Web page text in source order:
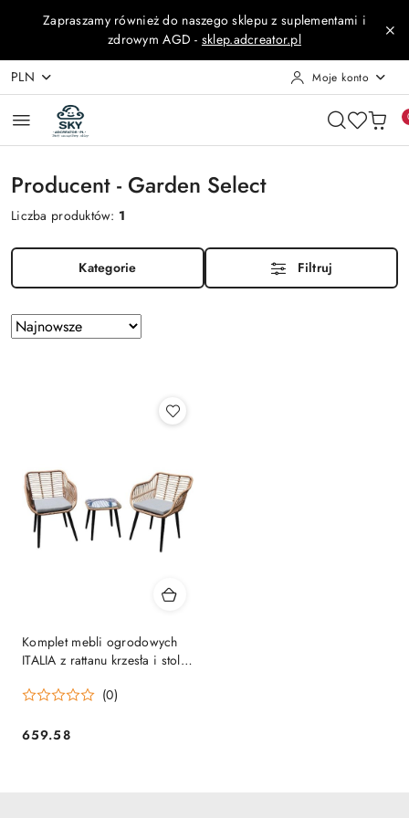
Przejdź do treści głównej
Przejdź do wyszukiwarki
Przejdź do moje konto
Przejdź do menu głównego
Przejdź do stopki
Zapraszamy również do naszego sklepu z suplementami i
zdrowym AGD - sklep.adcreator.pl
PLN Moje konto
Producent - Garden Select
Liczba produktów: 1
Kategorie Filtruj
Zastosowano
sortowanie:
Sortuj
według
Komplet mebli ogrodowych
ITALIA z rattanu krzesła i stolik
(0)
Cena:
659.58